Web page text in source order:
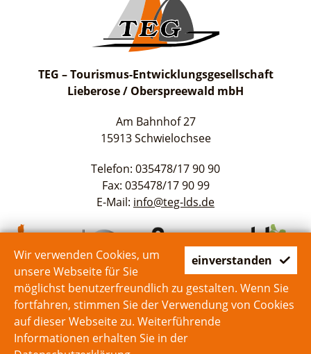
einverstanden
Wir verwenden Cookies, um
unsere Webseite für Sie
möglichst benutzerfreundlich zu gestalten. Wenn Sie
fortfahren, stimmen Sie der Verwendung von Cookies
auf dieser Webseite zu. Weiterführende
Informationen erhalten Sie in der
TEG – Tourismus-Entwicklungsgesellschaft
Lieberose / Oberspreewald mbH
Am Bahnhof 27
15913 Schwielochsee
Telefon: 035478/17 90 90
Fax: 035478/17 90 99
E-Mail: info@teg-lds.de
Start Kontakt Impressum Datenschutz